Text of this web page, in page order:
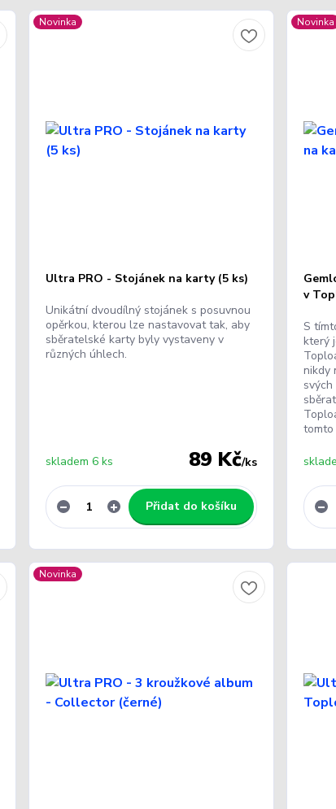
Novinka
Ultra PRO - Stojánek na karty (5 ks)
Unikátní dvoudílný stojánek s posuvnou
opěrkou, kterou lze nastavovat tak, aby
sběratelské karty byly vystaveny v
různých úhlech.
89 Kč/ks
skladem 6 ks
Přidat do košíku
Novinka
v
S
který
nikdy
tomto
Novinka